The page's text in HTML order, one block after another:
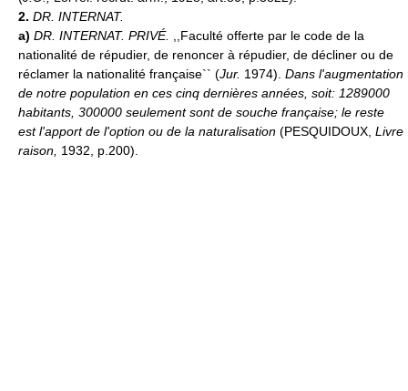
2. DR. INTERNAT.
a) DR. INTERNAT. PRIVÉ.
,,Faculté offerte par le code de la
nationalité de répudier, de renoncer à répudier, de décliner ou de
réclamer la nationalité française`` (Jur. 1974). Dans l'augmentation
de notre population en ces cinq dernières années, soit: 1289000
habitants, 300000 seulement sont de souche française; le reste
est l'apport de l'option ou de la naturalisation (PESQUIDOUX, Livre
raison, 1932, p.200).